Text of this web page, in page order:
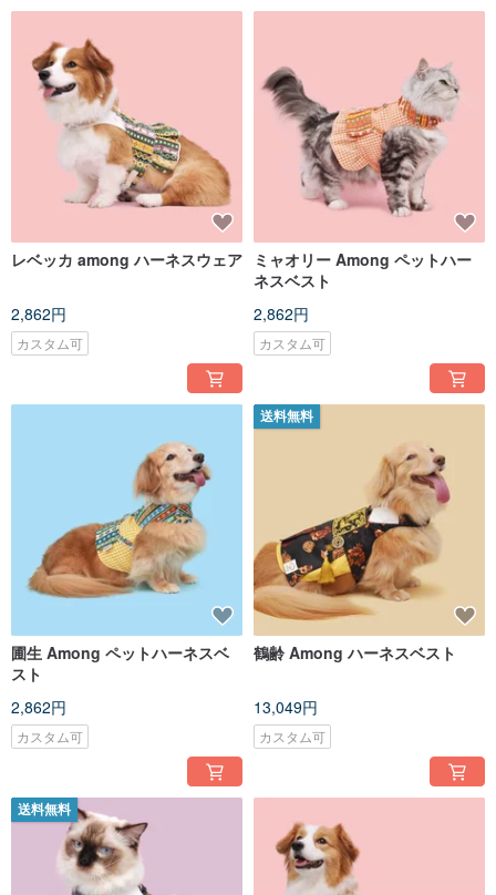
レベッカ among ハーネスウェア
2,862円
カスタム可
ミャオリー Among ペットハー
ネスベスト
2,862円
カスタム可
圃生 Among ペットハーネスベ
スト
2,862円
カスタム可
送料無料
鶴齢 Among ハーネスベスト
13,049円
カスタム可
送料無料